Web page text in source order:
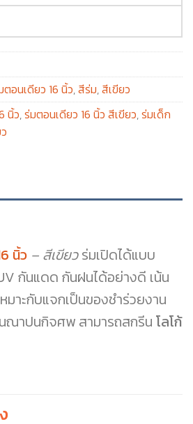
ตอนเดียว 16 นิ้ว,สีร่ม,สีเขียว
นิ้ว,ร่มตอนเดียว 16 นิ้ว สีเขียว,ร่มเด็ก
นิ้ว – สีเขียวร่มเปิดได้แบบ
กันแดด กันฝนได้อย่างดี เน้น
มาะกับแจกเป็นของชำร่วยงาน
ณาปนกิจศพ สามารถสกรีน โลโก้